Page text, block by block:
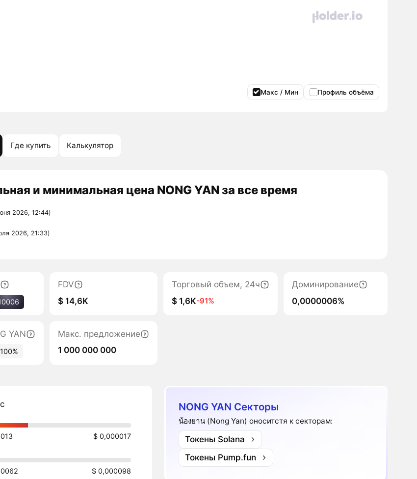
Макс / Мин Профиль объёма
Где купить Калькулятор
и минимальная цена NONG YAN за все время
2026, 12:44)
2026, 21:33)
FDV
$ 14,6K
Торговый объем, 24ч
$ 1,6K-91%
Доминирование
0,0000006%
YAN
100%
Макс. предложение
1 000 000 000
$ 0,000017
$ 0,000098
NONG YAN Секторы
น้องยาน (Nong Yan) оноситстя к секторам:
Токены Solana
Токены Pump.fun